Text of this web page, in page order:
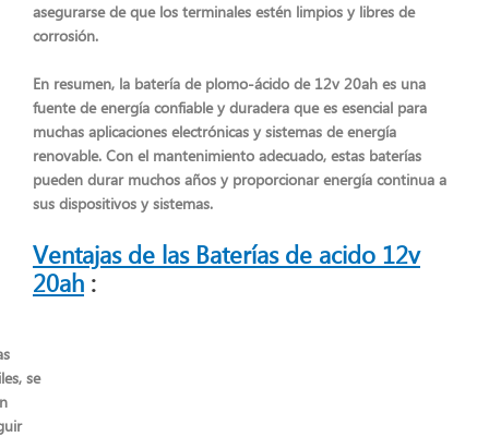
asegurarse de que los terminales estén limpios y libres de
corrosión.
En resumen, la batería de plomo-ácido de 12v 20ah es una
fuente de energía confiable y duradera que es esencial para
muchas aplicaciones electrónicas y sistemas de energía
renovable. Con el mantenimiento adecuado, estas baterías
pueden durar muchos años y proporcionar energía continua a
sus dispositivos y sistemas.
Ventajas de las Baterías de acido 12v
20ah :
se